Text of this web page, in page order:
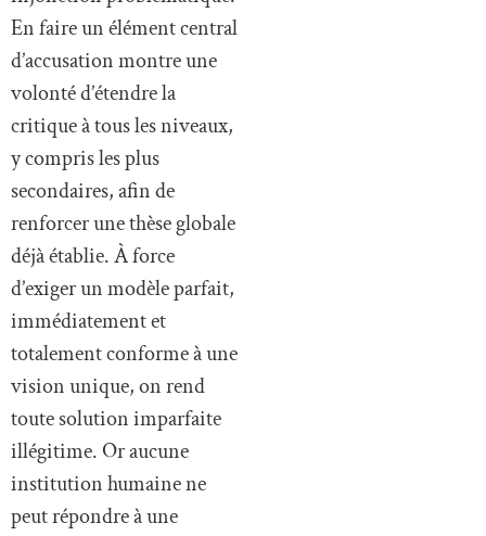
En faire un élément central
d’accusation montre une
volonté d’étendre la
critique à tous les niveaux,
y compris les plus
secondaires, afin de
renforcer une thèse globale
déjà établie. À force
d’exiger un modèle parfait,
immédiatement et
totalement conforme à une
vision unique, on rend
toute solution imparfaite
illégitime. Or aucune
institution humaine ne
peut répondre à une